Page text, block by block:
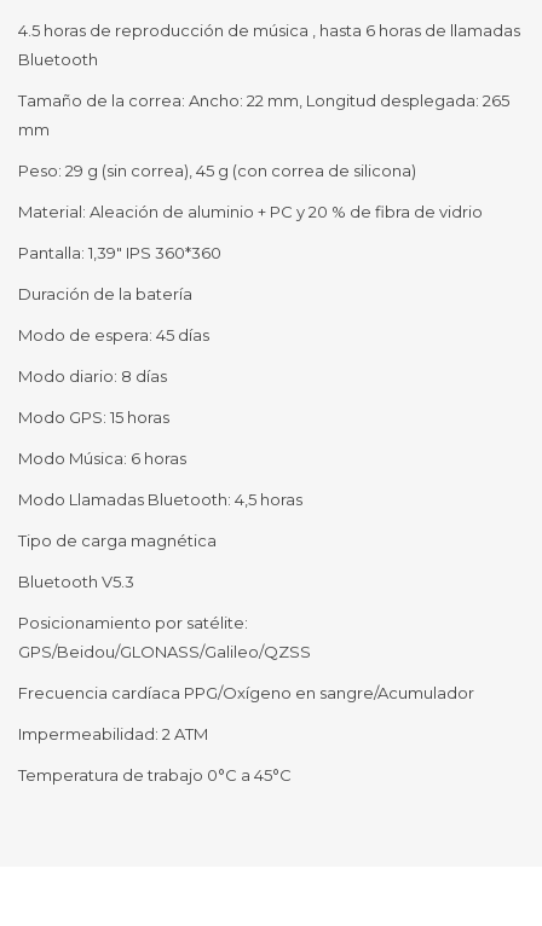
4.5 horas de reproducción de música , hasta 6 horas de llamadas
Bluetooth
Tamaño de la correa: Ancho: 22 mm, Longitud desplegada: 265
mm
Peso: 29 g (sin correa), 45 g (con correa de silicona)
Material: Aleación de aluminio + PC y 20 % de fibra de vidrio
Pantalla: 1,39" IPS 360*360
Duración de la batería
Modo de espera: 45 días
Modo diario: 8 días
Modo GPS: 15 horas
Modo Música: 6 horas
Modo Llamadas Bluetooth: 4,5 horas
Tipo de carga magnética
Bluetooth V5.3
Posicionamiento por satélite:
GPS/Beidou/GLONASS/Galileo/QZSS
Frecuencia cardíaca PPG/Oxígeno en sangre/Acumulador
Impermeabilidad: 2 ATM
Temperatura de trabajo 0°C a 45°C